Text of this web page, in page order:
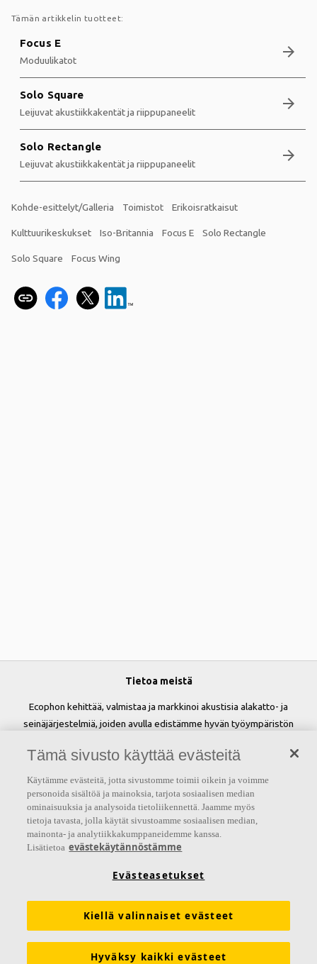
Tämän artikkelin tuotteet:
Focus E
Moduulikatot arrow_forward
Solo Square
Leijuvat akustiikkakentät ja riippupaneelit arrow_forward
Solo Rectangle
Leijuvat akustiikkakentät ja riippupaneelit arrow_forward
Kohde-esittelyt/Galleria Toimistot Erikoisratkaisut
Kulttuurikeskukset Iso-Britannia Focus E Solo Rectangle
Solo Square Focus Wing
Tietoa meistä
Ecophon kehittää, valmistaa ja markkinoi akustisia alakatto- ja
seinäjärjestelmiä, joiden avulla edistämme hyvän työympäristön
Lupauksemme 'A sound effect on people' on perusta kaikelle
tekemisellemme.
Seuraa meitä
Linkit
Akustiikkaratkaisut Tuotemääritykset
Esitteet Hinnastot Työkalut ja palvelut
Tämä sivusto käyttää evästeitä
Käytämme evästeitä, jotta sivustomme toimii oikein ja voimme
personoida sisältöä ja mainoksia, tarjota sosiaalisen median
ominaisuuksia ja analysoida tietoliikennettä. Jaamme myös
tietoja tavasta, jolla käytät sivustoamme sosiaalisen median,
mainonta- ja analytiikkakumppaneidemme kanssa.
Lisätietoa evästekäytännöstämme
Evästeasetukset
Kiellä valinnaiset evästeet
Hyväksy kaikki evästeet